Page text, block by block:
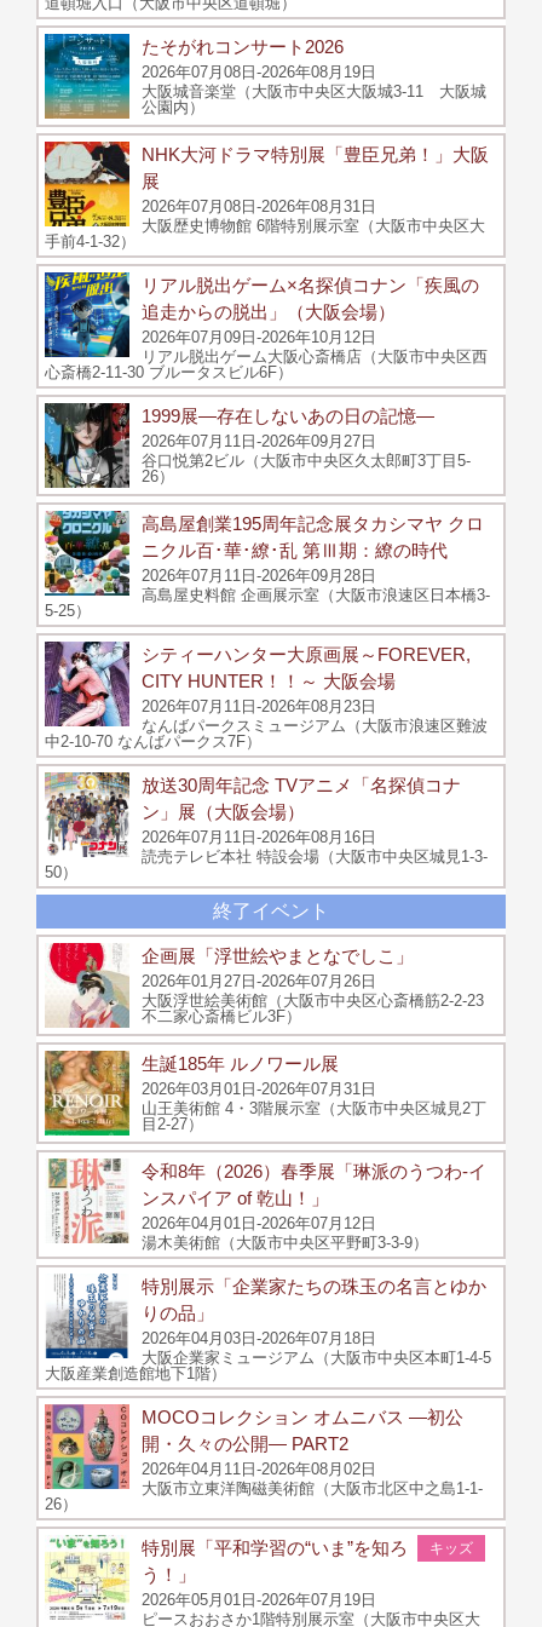
たそがれコンサート2026
2026年07月08日-2026年08月19日
大阪城音楽堂（大阪市中央区大阪城3-11 大阪城
公園内）
NHK大河ドラマ特別展「豊臣兄弟！」大阪
展
2026年07月08日-2026年08月31日
大阪歴史博物館 6階特別展示室（大阪市中央区大
手前4-1-32）
リアル脱出ゲーム×名探偵コナン「疾風の
追走からの脱出」（大阪会場）
2026年07月09日-2026年10月12日
リアル脱出ゲーム大阪心斎橋店（大阪市中央区西
心斎橋2-11-30 ブルータスビル6F）
1999展―存在しないあの日の記憶―
2026年07月11日-2026年09月27日
谷口悦第2ビル（大阪市中央区久太郎町3丁目5-
26）
⾼島屋創業195周年記念展タカシマヤ クロ
ニクル百･華･繚･乱 第Ⅲ期：繚の時代
2026年07月11日-2026年09月28日
高島屋史料館 企画展示室（大阪市浪速区日本橋3-
5-25）
シティーハンター大原画展～FOREVER,
CITY HUNTER！！～ 大阪会場
2026年07月11日-2026年08月23日
なんばパークスミュージアム（大阪市浪速区難波
中2-10-70 なんばパークス7F）
放送30周年記念 TVアニメ「名探偵コナ
ン」展（大阪会場）
2026年07月11日-2026年08月16日
読売テレビ本社 特設会場（大阪市中央区城見1-3-
50）
終了イベント
企画展「浮世絵やまとなでしこ」
2026年01月27日-2026年07月26日
大阪浮世絵美術館（大阪市中央区心斎橋筋2-2-23
不二家心斎橋ビル3F）
生誕185年 ルノワール展
2026年03月01日-2026年07月31日
山王美術館 4・3階展示室（大阪市中央区城見2丁
目2-27）
令和8年（2026）春季展「琳派のうつわ‐イ
ンスパイア of 乾山！」
2026年04月01日-2026年07月12日
湯木美術館（大阪市中央区平野町3-3-9）
特別展示「企業家たちの珠玉の名言とゆか
りの品」
2026年04月03日-2026年07月18日
大阪企業家ミュージアム（大阪市中央区本町1-4-5
大阪産業創造館地下1階）
MOCOコレクション オムニバス ―初公
開・久々の公開― PART2
2026年04月11日-2026年08月02日
大阪市立東洋陶磁美術館（大阪市北区中之島1-1-
26）
キッズ
特別展「平和学習の“いま”を知ろ
う！」
2026年05月01日-2026年07月19日
ピースおおさか1階特別展示室（大阪市中央区大